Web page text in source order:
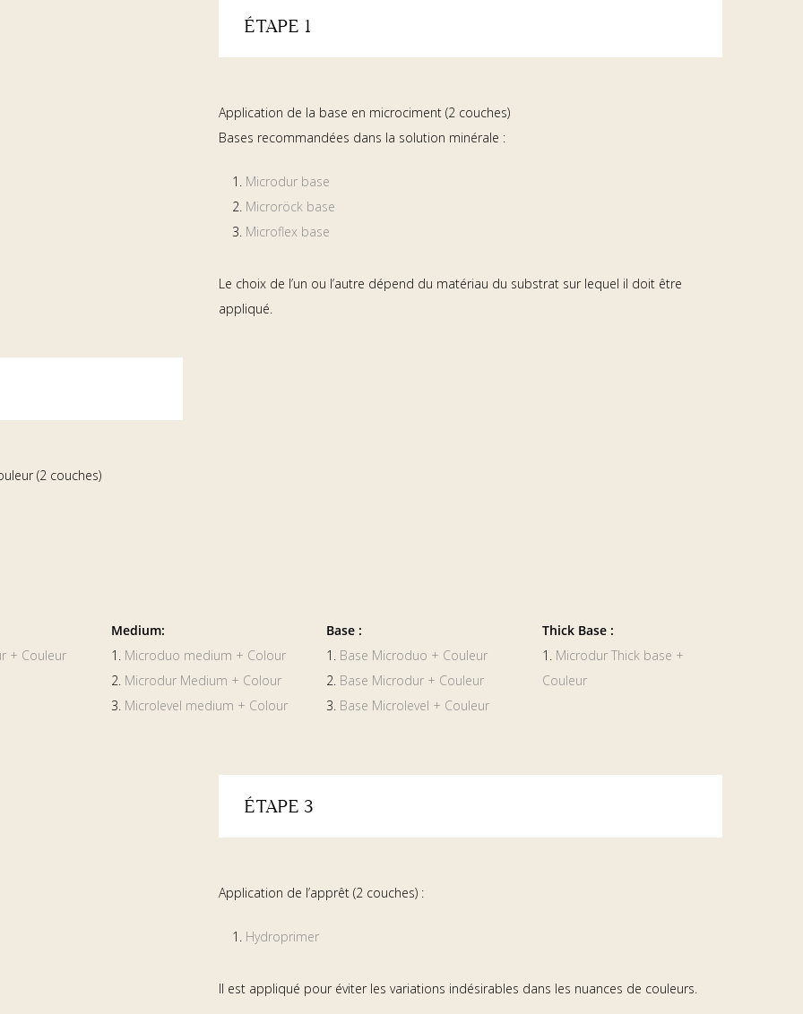
ÉTAPE 1
Application de la base en microciment (2 couches)
Bases recommandées dans la solution minérale :
Microdur base
Microröck base
Microflex base
Le choix de l’un ou l’autre dépend du matériau du substrat sur lequel il doit être
appliqué.
(2 couches)
+ Couleur
Medium:
1. Microduo medium + Colour
2. Microdur Medium + Colour
3. Microlevel medium + Colour
Base :
1. Base Microduo + Couleur
2. Base Microdur + Couleur
3. Base Microlevel + Couleur
Thick Base :
1. Microdur Thick base +
Couleur
ÉTAPE 3
Application de l’apprêt (2 couches) :
Hydroprimer
Il est appliqué pour éviter les variations indésirables dans les nuances de couleurs.